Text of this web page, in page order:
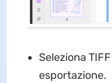
Seleziona
esportazione.